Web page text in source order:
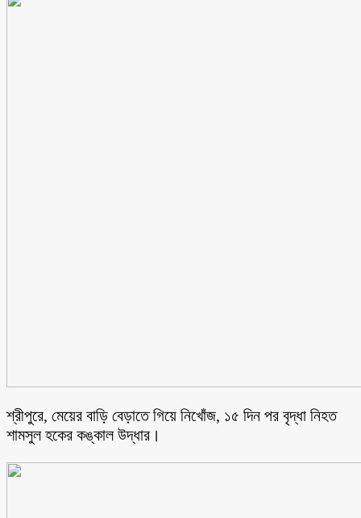
শ্রীপুরে, মেয়ের বাড়ি বেড়াতে গিয়ে নিখোঁজ, ১৫ দিন পর বৃদ্ধা নিহত
শামসুল হকের কঙ্কাল উদ্ধার।